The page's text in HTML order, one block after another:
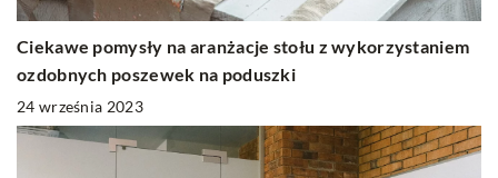
Ciekawe pomysły na aranżacje stołu z wykorzystaniem
ozdobnych poszewek na poduszki
24 września 2023